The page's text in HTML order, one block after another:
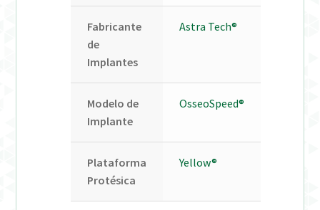
Fabricante
de
Implantes
Astra Tech®
Modelo de
Implante
OsseoSpeed®
Plataforma
Protésica
Yellow®